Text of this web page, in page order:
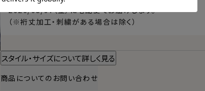
2026/08/07（金）に宅配便でお届けします。
（※裄丈加工・刺繍がある場合は除く）
スタイル・サイズについて詳しく見る
商品についてのお問い合わせ